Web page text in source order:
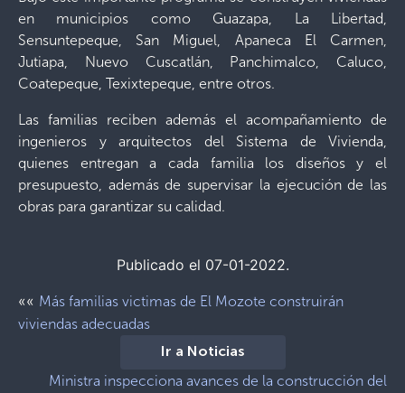
en municipios como Guazapa, La Libertad,
Sensuntepeque, San Miguel, Apaneca El Carmen,
Jutiapa, Nuevo Cuscatlán, Panchimalco, Caluco,
Coatepeque, Texixtepeque, entre otros.
Las familias reciben además el acompañamiento de
ingenieros y arquitectos del Sistema de Vivienda,
quienes entregan a cada familia los diseños y el
presupuesto, además de supervisar la ejecución de las
obras para garantizar su calidad.
Publicado el 07-01-2022.
«« Más familias victimas de El Mozote construirán
viviendas adecuadas
Ir a Noticias
Ministra inspecciona avances de la construcción del